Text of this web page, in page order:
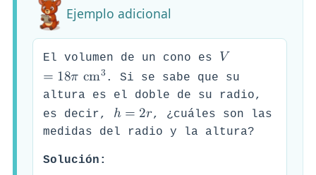
Ejemplo adicional
El volumen de un cono es
𝑉
= 18𝜋 cm3 . Si se sabe que su
altura es el doble de su radio,
es decir, ℎ = 2𝑟, ¿cuáles son las
medidas del radio y la altura?
Solución: